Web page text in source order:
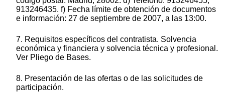
913246435. f) Fecha límite de obtención de documentos
e información: 27 de septiembre de 2007, a las 13:00.
7. Requisitos específicos del contratista. Solvencia
económica y financiera y solvencia técnica y profesional.
Ver Pliego de Bases.
8. Presentación de las ofertas o de las solicitudes de
participación.